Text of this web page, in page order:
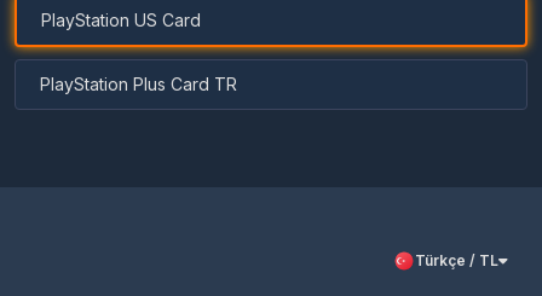
PlayStation US Card
PlayStation Plus Card TR
Türkçe / TL